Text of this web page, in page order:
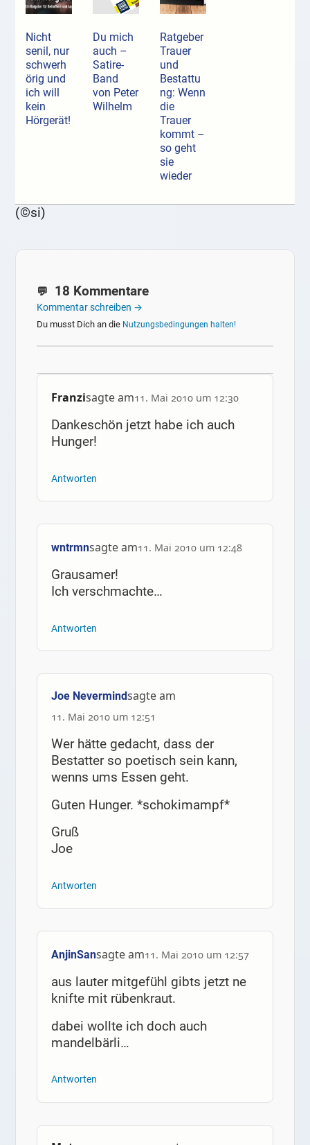
Nicht
senil, nur
schwerh
örig und
ich will
kein
Hörgerät!
Du mich
auch –
Satire-
Band
von Peter
Wilhelm
Ratgeber
Trauer
und
Bestattu
ng: Wenn
die
Trauer
kommt –
so geht
sie
wieder
(©si)
18 Kommentare
Kommentar schreiben →
Du musst Dich an die Nutzungsbedingungen halten!
Franzisagte am11. Mai 2010 um 12:30
Dankeschön jetzt habe ich auch
Hunger!
Antworten
wntrmnsagte am11. Mai 2010 um 12:48
Grausamer!
Ich verschmachte…
Antworten
Joe Nevermindsagte am
11. Mai 2010 um 12:51
Wer hätte gedacht, dass der
Bestatter so poetisch sein kann,
wenns ums Essen geht.
Guten Hunger. *schokimampf*
Gruß
Joe
Antworten
AnjinSansagte am11. Mai 2010 um 12:57
aus lauter mitgefühl gibts jetzt ne
knifte mit rübenkraut.
dabei wollte ich doch auch
mandelbärli…
Antworten